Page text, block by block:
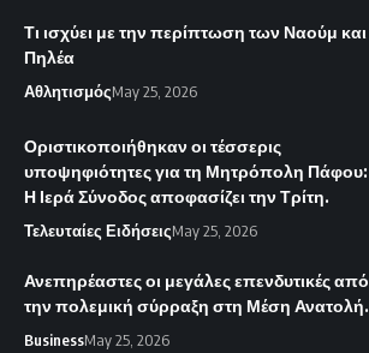
Τι ισχύει με την περίπτωση των Ναούμ και
Πηλέα
ΑθλητισμόςMay 25, 2026
Οριστικοποιήθηκαν οι τέσσερις
υποψηφιότητες για τη Μητρόπολη Πάφου:
Η Ιερά Σύνοδος αποφασίζει την Τρίτη.
Τελευταίες ΕιδήσειςMay 25, 2026
Ανεπηρέαστες οι μεγάλες επενδυτικές από
την πολεμική σύρραξη στη Μέση Ανατολή.
BusinessMay 25, 2026